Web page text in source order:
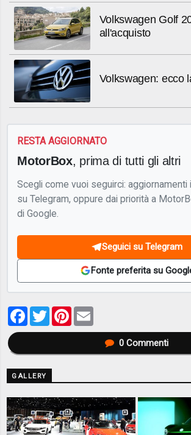
Volkswagen Golf
all'acquisto
Volkswagen: ecco
RESTA AGGIORNATO
MotorBox, prima di tutti gli altri
Scegli come vuoi seguirci: aggiornamenti
su Telegram, oppure dai priorità a
di Google.
Seguici su Telegram
Fonte preferita su
Facebook
TwitterPinterest
0Commenti
GALLERY